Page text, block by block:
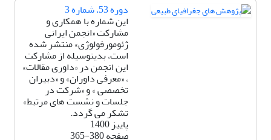
دوره 53، شماره 3
این شماره با همکاری و
مشارکت «انجمن ایرانی
ژئومورفولوژی» منتشر شده
است، بدینوسیله از مشارکت
این انجمن در «داوری مقالات»
، «معرفی داوران» و «دبیران
تخصصی » و «شرکت در
جلسات و نشست های مرتبط»
تشکر می گردد.
پاییز 1400
صفحه365-380